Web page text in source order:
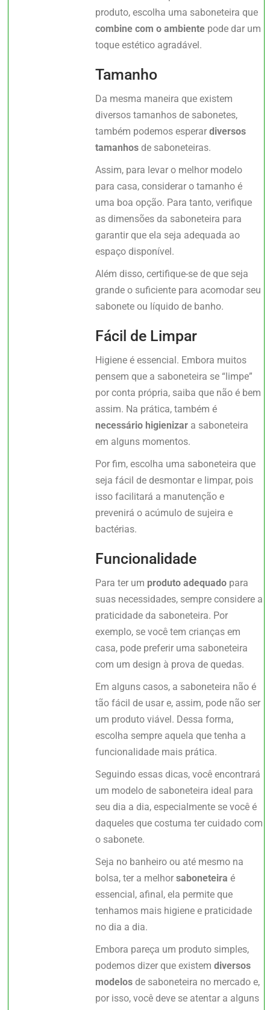
produto, escolha uma saboneteira que
combine com o ambiente pode dar um
toque estético agradável.
Tamanho
Da mesma maneira que existem
diversos tamanhos de sabonetes,
também podemos esperardiversos
tamanhos de saboneteiras.
Assim, para levar o melhor modelo
para casa, considerar o tamanho é
uma boa opção. Para tanto, verifique
as dimensões da saboneteira para
garantir que ela seja adequada ao
espaço disponível.
Além disso, certifique-se de que seja
grande o suficiente para acomodar seu
sabonete ou líquido de banho.
Fácil de Limpar
Higiene é essencial. Embora muitos
pensem que a saboneteira se “limpe”
por conta própria, saiba que não é bem
assim. Na prática, também é
necessário higienizar a saboneteira
em alguns momentos.
Por fim, escolha uma saboneteira que
seja fácil de desmontar e limpar, pois
isso facilitará a manutenção e
prevenirá o acúmulo de sujeira e
bactérias.
Funcionalidade
Para ter um produto adequado para
suas necessidades, sempre considere a
praticidade da saboneteira. Por
exemplo, se você tem crianças em
casa, pode preferir uma saboneteira
com um design à prova de quedas.
Em alguns casos, a saboneteira não é
tão fácil de usar e, assim, pode não ser
um produto viável. Dessa forma,
escolha sempre aquela que tenha a
funcionalidade mais prática.
Seguindo essas dicas, você encontrará
um modelo de saboneteira ideal para
seu dia a dia, especialmente se você é
daqueles que costuma ter cuidado com
o sabonete.
Seja no banheiro ou até mesmo na
bolsa, ter a melhorsaboneteiraé
essencial, afinal, ela permite que
tenhamos mais higiene e praticidade
no dia a dia.
Embora pareça um produto simples,
podemos dizer que existemdiversos
modelos de saboneteira no mercado e,
por isso, você deve se atentar a alguns